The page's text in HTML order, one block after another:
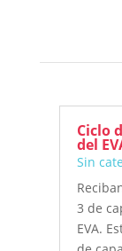
Ciclo
del
Sin
3 de
EVA.